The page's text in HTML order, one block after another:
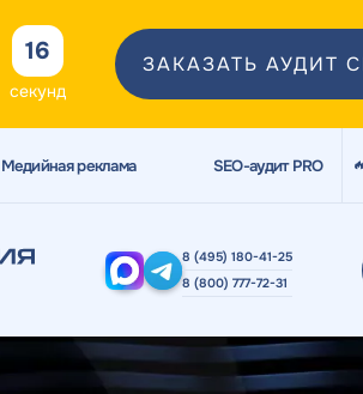
15
секунд
ЗАКАЗАТЬ АУДИТ
Медийная реклама SEO-аудит PRO
8 (495) 180-41-25
8 (800) 777-72-31